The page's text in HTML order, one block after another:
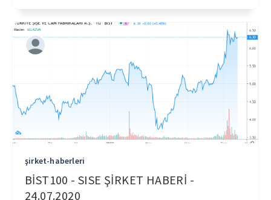
şirket-haberleri
BİST100 - SISE ŞİRKET HABERİ -
24.07.2020